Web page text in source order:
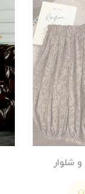
شلوار